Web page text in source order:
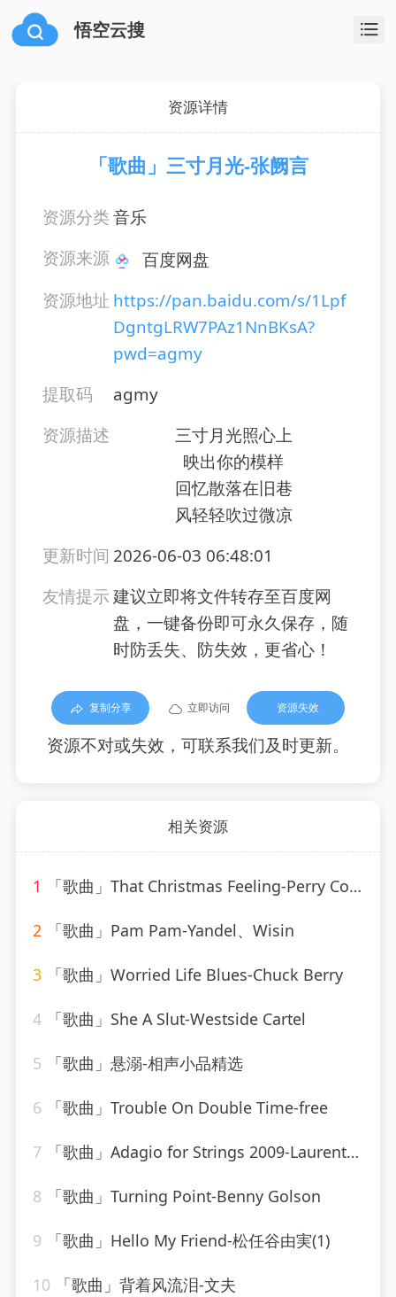
悟空云搜
资源详情
「歌曲」三寸月光-张阙言
资源分类音乐
资源来源
百度网盘
资源地址 https://pan.baidu.com/s/1Lpf
DgntgLRW7PAz1NnBKsA?
pwd=agmy
提取码
agmy
资源描述
三寸月光照心上
映出你的模样
回忆散落在旧巷
风轻轻吹过微凉
更新时间 2026-06-03 06:48:01
友情提示建议立即将文件转存至百度网
盘，一键备份即可永久保存，随
时防丢失、防失效，更省心！
复制分享 立即访问 资源失效
资源不对或失效，可联系我们及时更新。
相关资源
1 「歌曲」That Christmas Feeling-Perry Como、Russ Case Orchestra
2 「歌曲」Pam Pam-Yandel、Wisin
3 「歌曲」Worried Life Blues-Chuck Berry
4 「歌曲」She A Slut-Westside Cartel
5 「歌曲」悬溺-相声小品精选
6 「歌曲」Trouble On Double Time-free
7 「歌曲」Adagio for Strings 2009-Laurent Wolf
8 「歌曲」Turning Point-Benny Golson
9 「歌曲」Hello My Friend-松任谷由実(1)
10 「歌曲」背着风流泪-文夫